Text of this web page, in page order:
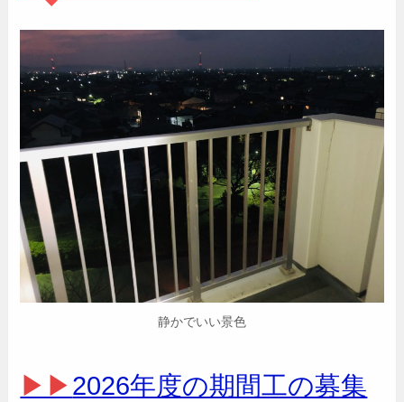
静かでいい景色
▶▶2026年度の期間工の募集